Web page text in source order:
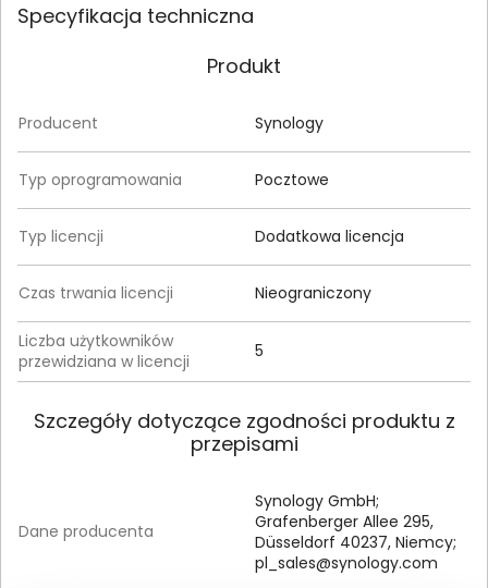
Specyfikacja techniczna
Produkt
Producent Synology
Typ oprogramowania Pocztowe
Typ licencji Dodatkowa licencja
Czas trwania licencji Nieograniczony
Liczba użytkowników
przewidziana w licencji
5
Szczegóły dotyczące zgodności produktu z
przepisami
Dane producenta
Synology GmbH;
Grafenberger Allee 295,
Düsseldorf 40237, Niemcy;
pl_sales@synology.com